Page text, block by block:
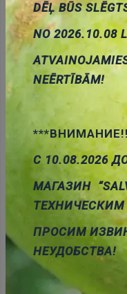
Pievienot
grozam
Rozete 5 kategorija
Cena:1.07 €
00017003
stāvoklis:
3
DĒĻ BŪS
NO 2026.10.08
NEĒRTĪBĀM!
С 10.08.2026
МАГАЗИН
ПРОСИМ
НЕУДОБСТВА!